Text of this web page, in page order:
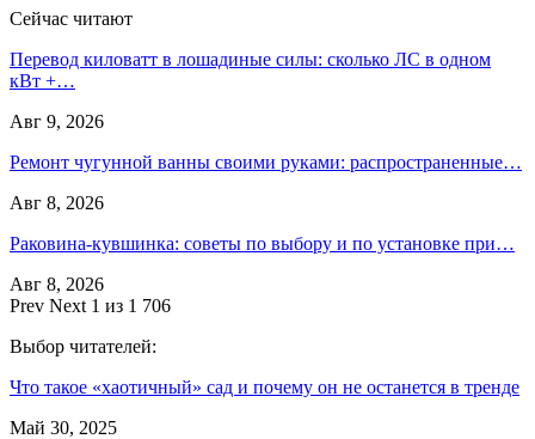
Сейчас читают
Перевод киловатт в лошадиные силы: сколько ЛС в одном
кВт +…
Авг 9, 2026
Ремонт чугунной ванны своими руками: распространенные…
Авг 8, 2026
Раковина-кувшинка: советы по выбору и по установке при…
Авг 8, 2026
Prev Next 1 из 1 706
Выбор читателей:
Что такое «хаотичный» сад и почему он не останется в тренде
Май 30, 2025